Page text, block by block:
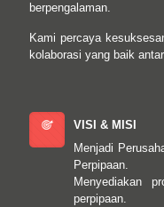
berpengalaman.
Kami percaya
kolaborasi yang baik
VISI & MISI
Menjadi
Perpipaan.
Menyediakan
perpipaan.